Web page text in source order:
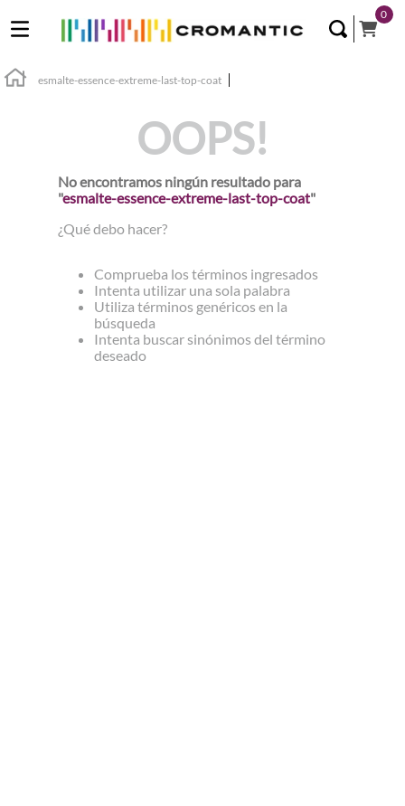
0
esmalte-essence-extreme-last-top-coat
OOPS!
No encontramos ningún resultado para
"esmalte-essence-extreme-last-top-coat"
¿Qué debo hacer?
Comprueba los términos ingresados
Intenta utilizar una sola palabra
Utiliza términos genéricos en la
búsqueda
Intenta buscar sinónimos del término
deseado